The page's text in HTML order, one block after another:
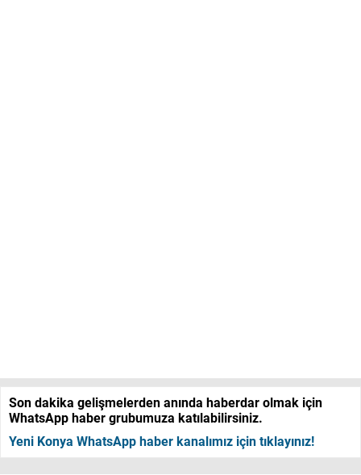
Son dakika gelişmelerden anında haberdar olmak için
WhatsApp haber grubumuza katılabilirsiniz.
Yeni Konya WhatsApp haber kanalımız için tıklayınız!